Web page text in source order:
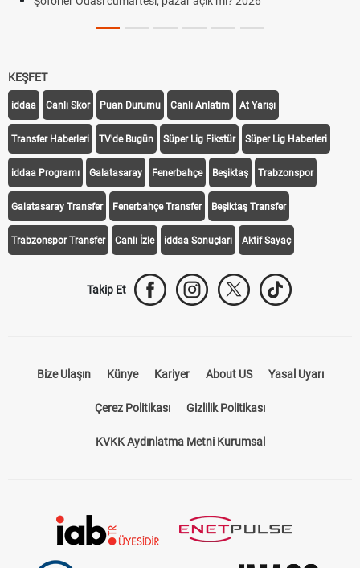
KEŞFET
iddaa Canlı Skor Puan Durumu Canlı Anlatım At Yarışı
Transfer Haberleri TV'de Bugün Süper Lig Fikstür Süper Lig Haberleri
iddaa Programı Galatasaray Fenerbahçe Beşiktaş Trabzonspor
Galatasaray Transfer Fenerbahçe Transfer Beşiktaş Transfer
Trabzonspor Transfer Canlı İzle iddaa Sonuçları Aktif Sayaç
Takip Et
Bize Ulaşın Künye Kariyer About US Yasal Uyarı
Çerez Politikası Gizlilik Politikası
KVKK Aydınlatma Metni Kurumsal